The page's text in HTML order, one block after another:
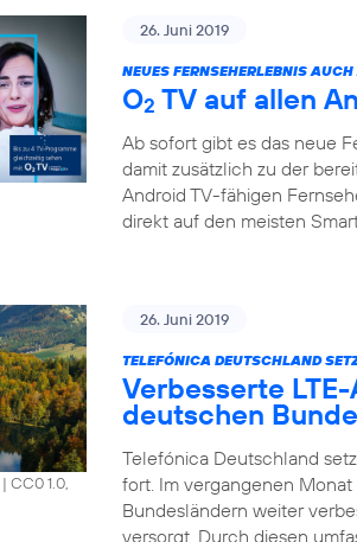
26. Juni 2019
NEUES FERNSEHERLEBNIS
O2 TV auf allen
Ab sofort gibt es das neue
damit zusätzlich zu der
Android TV-fähigen
direkt auf den meisten
| CC0 1.0,
26. Juni 2019
TELEFÓNICA DEUTSCHLAND
Verbesserte
deutschen
Telefónica Deutschland
fort. Im vergangenen
Bundesländern weiter
versorgt. Durch diesen